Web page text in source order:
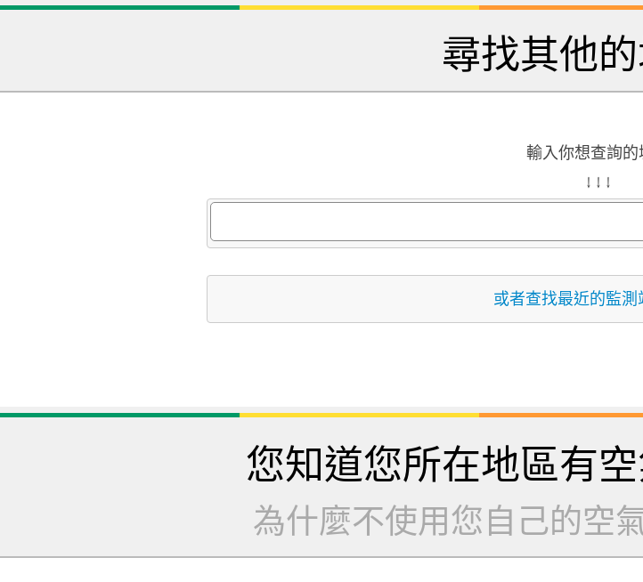
尋找其他
輸入你想查詢的
↓ ↓ ↓
或者查找最近的監測
您知道您所在地區有
為什麼不使用您自己的空